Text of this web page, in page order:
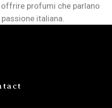
profumi che parlano
italiana.